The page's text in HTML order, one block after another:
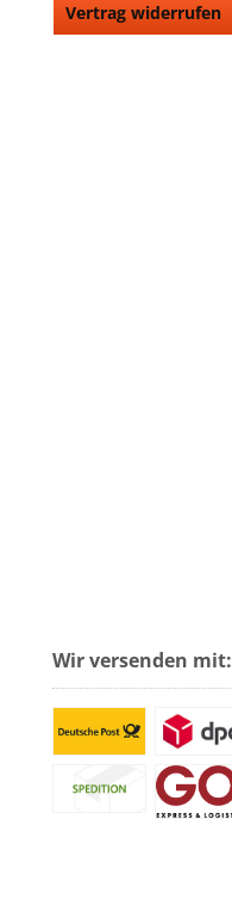
Vertrag widerrufen
Wir versenden mit: